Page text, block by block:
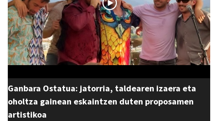
Ganbara Ostatua: jatorria, taldearen izaera eta
oholtza gainean eskaintzen duten proposamen
artistikoa